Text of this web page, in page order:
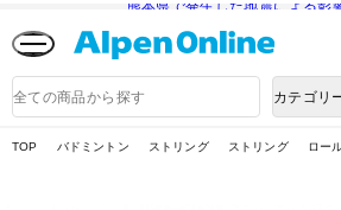
熊本県で発生した地震による影
品
検
カテゴリ
TOP バドミントン ストリング ストリング ロー